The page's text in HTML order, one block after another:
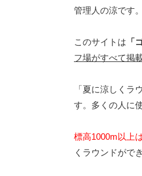
管理人の涼です。
このサイトは 「
フ場がすべて掲
「夏に涼しく
す。多くの人に
標高1000m以上
くラウンドがで